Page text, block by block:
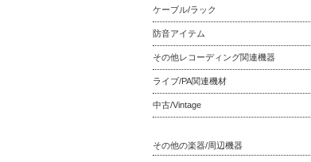
ケーブル/ラック
防音アイテム
その他レコーディング関連機器
ライブ/PA関連機材
中古/Vintage
その他の楽器/周辺機器